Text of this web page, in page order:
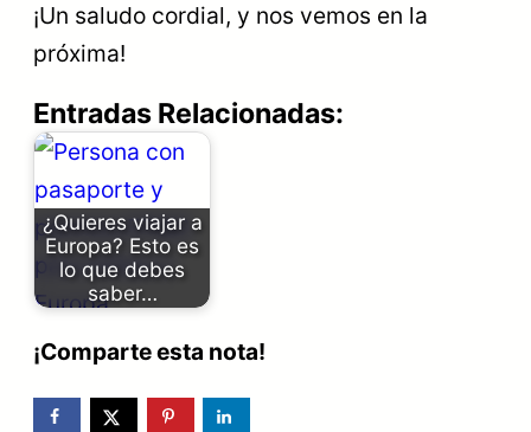
¡Un saludo cordial, y nos vemos en la
próxima!
Entradas Relacionadas:
¿Quieres viajar a
Europa? Esto es
lo que debes
saber…
¡Comparte esta nota!